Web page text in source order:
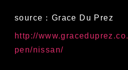
source：Grace Du Prez
http://
pen/nissan/